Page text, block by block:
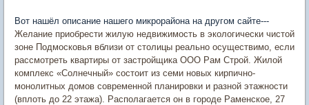
Вот нашёл описание нашего микрорайона на другом сайте---
Желание приобрести жилую недвижимость в экологически чистой
зоне Подмосковья вблизи от столицы реально осуществимо, если
рассмотреть квартиры от застройщика ООО Рам Строй. Жилой
комплекс «Солнечный» состоит из семи новых кирпично-
монолитных домов современной планировки и разной этажности
(вплоть до 22 этажа). Располагается он в городе Раменское, 27